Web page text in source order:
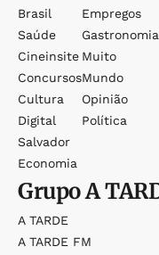
Brasil
Saúde
Cineinsite
Concursos
Cultura
Digital
Salvador
Economia
Empregos
Gastronomia
Muito
Mundo
Opinião
Política
GrupoA
A TARDE
A TARDE FM